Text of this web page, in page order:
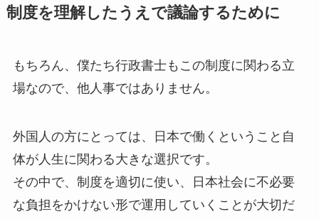
制度を理解したうえで議論するために
もちろん、僕たち行政書士もこの制度に関わる立
場なので、他人事ではありません。
外国人の方にとっては、日本で働くということ自
体が人生に関わる大きな選択です。
その中で、制度を適切に使い、日本社会に不必要
な負担をかけない形で運用していくことが大切だ